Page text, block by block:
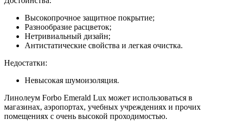
Высокопрочное защитное покрытие;
Разнообразие расцветок;
Нетривиальный дизайн;
Антистатические свойства и легкая очистка.
Недостатки:
Невысокая шумоизоляция.
Линолеум Forbo Emerald Lux может использоваться в
магазинах, аэропортах, учебных учреждениях и прочих
помещениях с очень высокой проходимостью.